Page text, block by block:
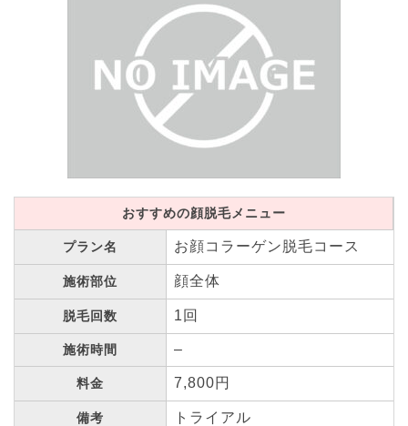
おすすめの顔脱毛メニュー
プラン名 お顔コラーゲン脱毛コース
施術部位 顔全体
脱毛回数 1回
施術時間 –
料金 7,800円
備考 トライアル